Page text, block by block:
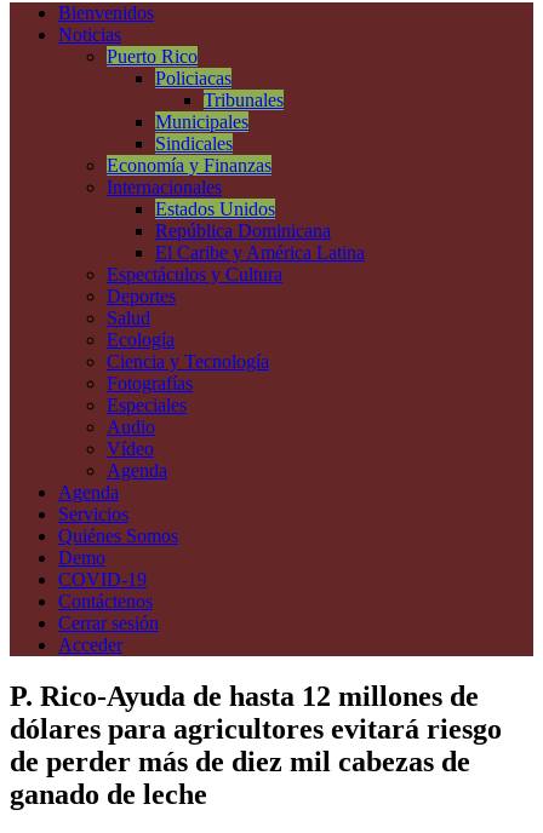
Bienvenidos
Noticias
Puerto Rico
Policiacas
Tribunales
Municipales
Sindicales
Economía y Finanzas
Internacionales
Estados Unidos
República Dominicana
El Caribe y América Latina
Espectáculos y Cultura
Deportes
Salud
Ecología
Ciencia y Tecnología
Fotografías
Especiales
Audio
Vídeo
Agenda
Agenda
Servicios
Quiénes Somos
Demo
COVID-19
Contáctenos
Cerrar sesión
Acceder
P. Rico-Ayuda de hasta 12 millones de
dólares para agricultores evitará riesgo
de perder más de diez mil cabezas de
ganado de leche